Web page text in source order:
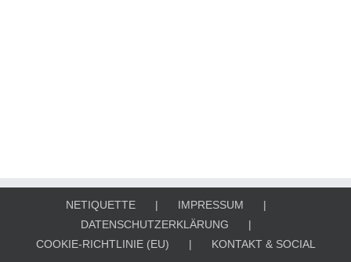
NETIQUETTE
IMPRESSUM
DATENSCHUTZERKLÄRUNG
COOKIE-RICHTLINIE (EU)
KONTAKT & SOCIAL